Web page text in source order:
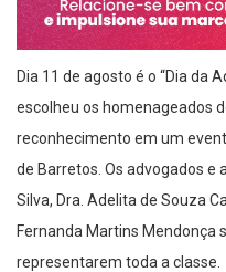
Dia 11 de agosto é o “Dia da
escolheu os homenageados
reconhecimento em um
de Barretos. Os advogados e
Silva, Dra. Adelita de Souza
Fernanda Martins Mendonça
representarem toda a classe.